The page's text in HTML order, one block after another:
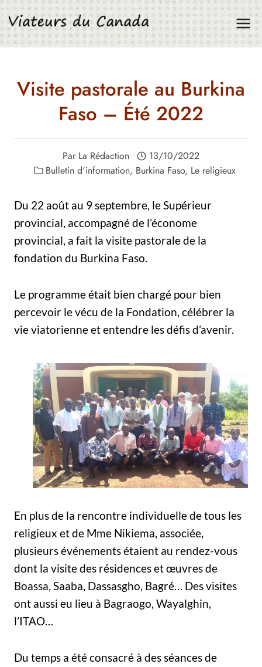
Aller
au
contenu
Visite pastorale au Burkina
Faso – Été 2022
Par La Rédaction
13/10/2022
Bulletin d'information, Burkina Faso, Le religieux
Du 22 août au 9 septembre, le Supérieur
provincial, accompagné de l’économe
provincial, a fait la visite pastorale de la
fondation du Burkina Faso.
Le programme était bien chargé pour bien
percevoir le vécu de la Fondation, célébrer la
vie viatorienne et entendre les défis d’avenir.
En plus de la rencontre individuelle de tous les
religieux et de Mme Nikiema, associée,
plusieurs événements étaient au rendez-vous
dont la visite des résidences et œuvres de
Boassa, Saaba, Dassasgho, Bagré… Des visites
ont aussi eu lieu à Bagraogo, Wayalghin,
l’ITAO…
Du temps a été consacré à des séances de